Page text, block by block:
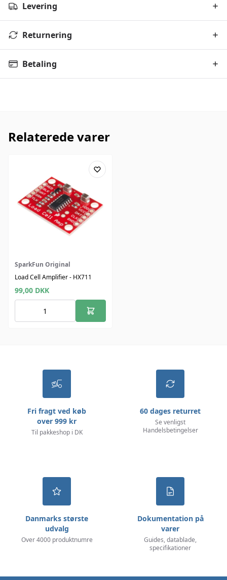
Levering
Returnering
Betaling
Relaterede varer
SparkFun Original
Load Cell Amplifier - HX711
99,00 DKK
Fri fragt ved køb
over 999 kr
Til pakkeshop i DK
60 dages returret
Se venligst
Handelsbetingelser
Danmarks største
udvalg
Over 4000 produktnumre
Dokumentation på
varer
Guides, datablade,
specifikationer